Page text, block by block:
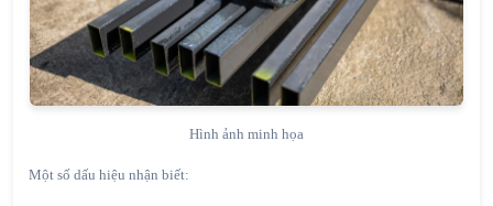
Hình ảnh minh họa
Một số dấu hiệu nhận biết: